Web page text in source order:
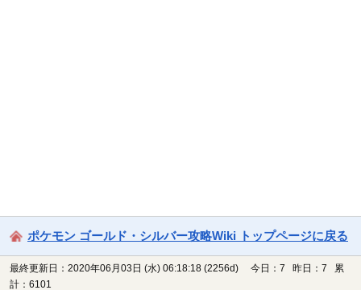
ポケモン ゴールド・シルバー攻略Wiki トップページに戻る
最終更新日：2020年06月03日 (水) 06:18:18 (2256d)
今日：7 昨日：7 累
計：6101